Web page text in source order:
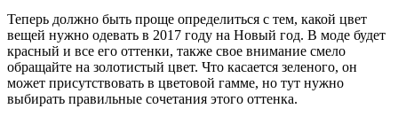
Теперь должно быть проще определиться с тем, какой цвет
вещей нужно одевать в 2017 году на Новый год. В моде будет
красный и все его оттенки, также свое внимание смело
обращайте на золотистый цвет. Что касается зеленого, он
может присутствовать в цветовой гамме, но тут нужно
выбирать правильные сочетания этого оттенка.